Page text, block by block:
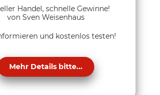
Handel, schnelle Gewinne!
von Sven Weisenhaus
und kostenlos testen!
Mehr Details bitte...